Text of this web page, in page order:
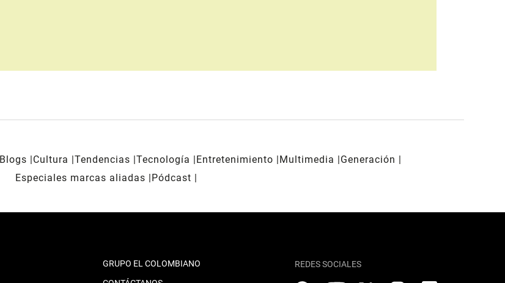
Blogs Cultura Tendencias Tecnología Entretenimiento Multimedia
Generación
Especiales marcas aliadas
Pódcast
GRUPO EL COLOMBIANO
REDES SOCIALES